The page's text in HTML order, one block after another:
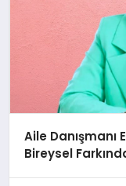
Aile Danışmanı
Bireysel